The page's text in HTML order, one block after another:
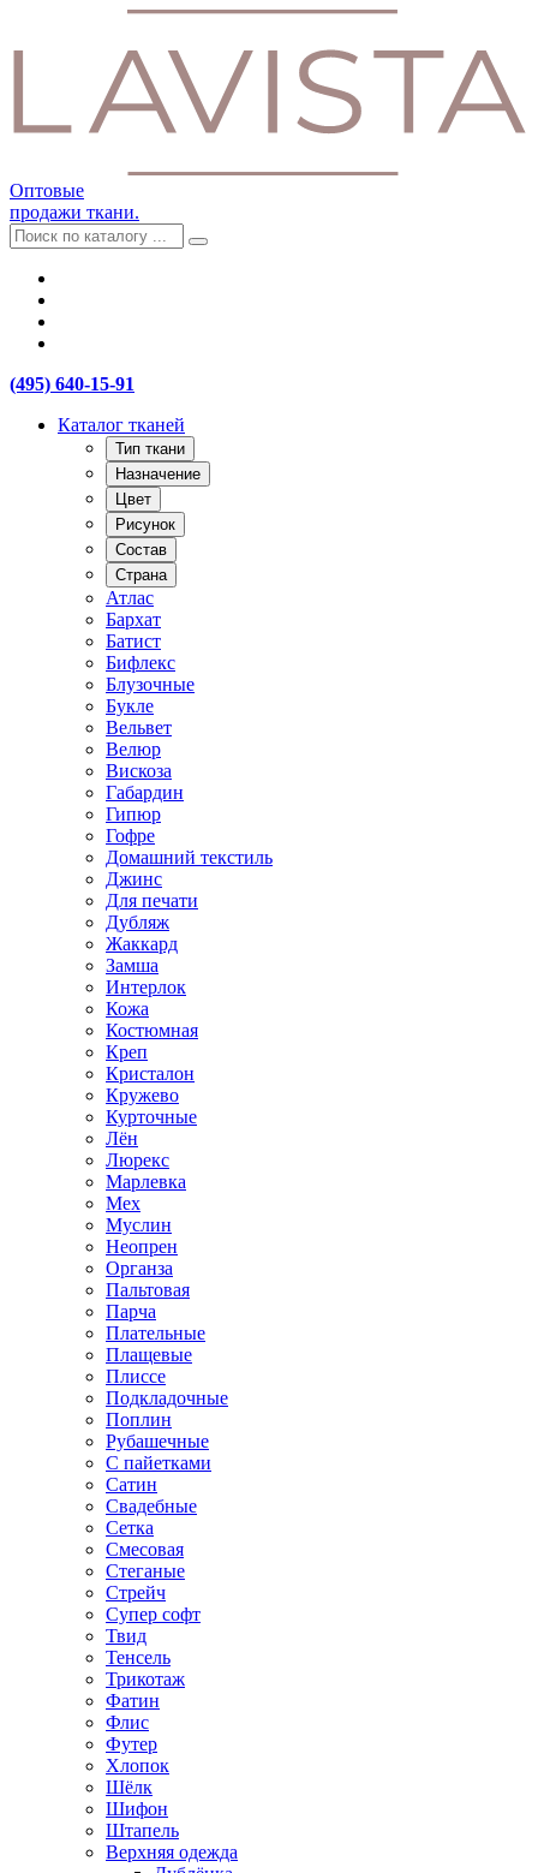
Оптовые
продажи ткани.
(495) 640-15-91
Каталог тканей
Тип ткани
Назначение
Цвет
Рисунок
Состав
Страна
Атлас
Бархат
Батист
Бифлекс
Блузочные
Букле
Вельвет
Велюр
Вискоза
Габардин
Гипюр
Гофре
Домашний текстиль
Джинс
Для печати
Дубляж
Жаккард
Замша
Интерлок
Кожа
Костюмная
Креп
Кристалон
Кружево
Курточные
Лён
Люрекс
Марлевка
Мех
Муслин
Неопрен
Органза
Пальтовая
Парча
Плательные
Плащевые
Плиссе
Подкладочные
Поплин
Рубашечные
С пайетками
Сатин
Свадебные
Сетка
Смесовая
Стеганые
Стрейч
Супер софт
Твид
Тенсель
Трикотаж
Фатин
Флис
Футер
Хлопок
Шёлк
Шифон
Штапель
Верхняя одежда